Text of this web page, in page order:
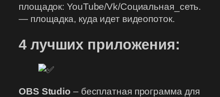
площадок: YouTube/Vk/Социальная_сеть.
— площадка, куда идет видеопоток.
4 лучших приложения:
OBS Studio – бесплатная программа для